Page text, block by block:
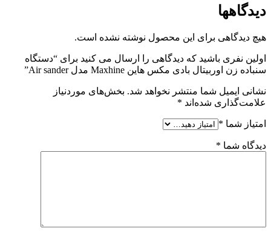
دیدگاهها
هیچ دیدگاهی برای این محصول نوشته نشده است.
اولین نفری باشید که دیدگاهی را ارسال می کنید برای “دستگاه
سنباده زن اوربیتال بادی مکس هاین Maxhine مدل Air sander”
نشانی ایمیل شما منتشر نخواهد شد. بخش‌های موردنیاز
علامت‌گذاری شده‌اند *
امتیاز شما *
دیدگاه شما *